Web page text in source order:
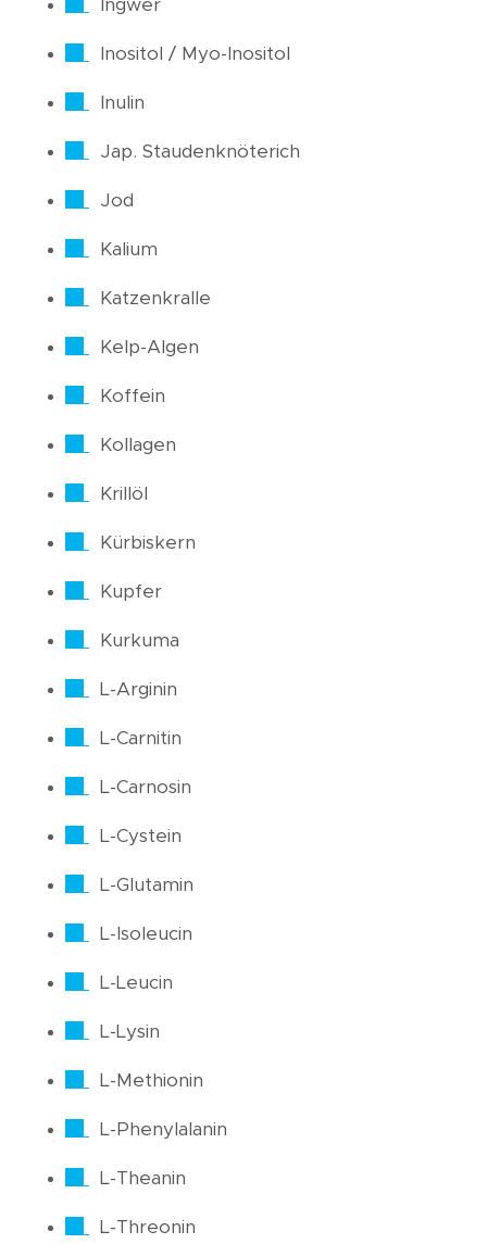
Ingwer
Inositol / Myo-Inositol
Inulin
Jap. Staudenknöterich
Jod
Kalium
Katzenkralle
Kelp-Algen
Koffein
Kollagen
Krillöl
Kürbiskern
Kupfer
Kurkuma
L-Arginin
L-Carnitin
L-Carnosin
L-Cystein
L-Glutamin
L-Isoleucin
L-Leucin
L-Lysin
L-Methionin
L-Phenylalanin
L-Theanin
L-Threonin